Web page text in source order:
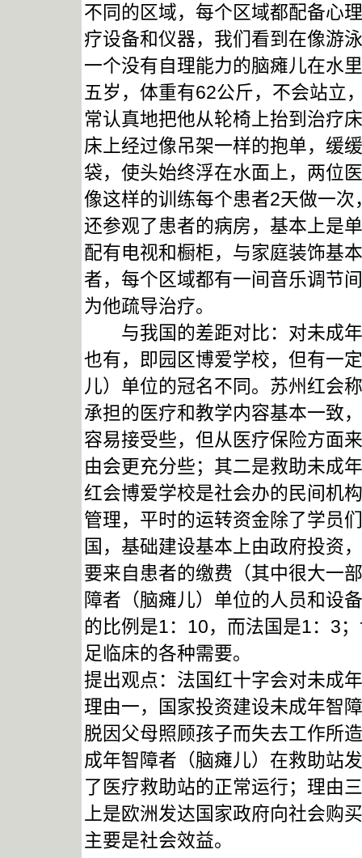
不同的区域，每个区域都配备心
疗设备和仪器，我们看到在像游
一个没有自理能力的脑瘫儿在水
五岁，体重有62公斤，不会站立
常认真地把他从轮椅上抬到治疗
床上经过像吊架一样的抱单，缓
袋，使头始终浮在水面上，两位
像这样的训练每个患者2天做一
还参观了患者的病房，基本上是
配有电视和橱柜，与家庭装饰基
者，每个区域都有一间音乐调节
为他疏导治疗。
与我国的差距对比：对未成年
也有，即园区博爱学校，但有一
儿）单位的冠名不同。苏州红会
承担的医疗和教学内容基本一致
容易接受些，但从医疗保险方面
由会更充分些；其二是救助未成
红会博爱学校是社会办的民间机
管理，平时的运转资金除了学员
国，基础建设基本上由政府投资
要来自患者的缴费（其中很大一
障者（脑瘫儿）单位的人员和设
的比例是1：10，而法国是1：3
足临床的各种需要。
提出观点：法国红十字会对未成
理由一，国家投资建设未成年智
脱因父母照顾孩子而失去工作所
成年智障者（脑瘫儿）在救助站
了医疗救助站的正常运行；理由
上是欧洲发达国家政府向社会购
主要是社会效益。